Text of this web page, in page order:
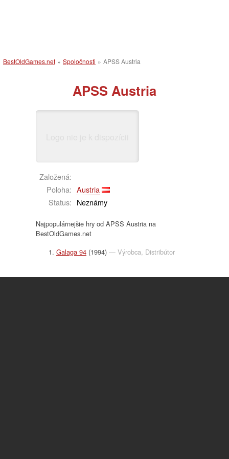
BestOldGames.net » Spoločnosti » APSS Austria
APSS Austria
Založená:
Poloha: Austria
Status: Neznámy
Najpopulárnejšie hry od APSS Austria na
BestOldGames.net
Galaga 94 (1994) — Výrobca, Distribútor